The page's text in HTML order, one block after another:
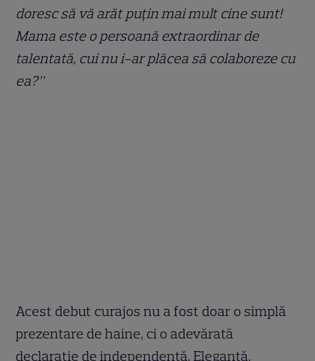
doresc să vă arăt puțin mai mult cine sunt!
Mama este o persoană extraordinar de
talentată, cui nu i-ar plăcea să colaboreze cu
ea?”
Acest debut curajos nu a fost doar o simplă
prezentare de haine, ci o adevărată
declarație de independență. Elegantă,